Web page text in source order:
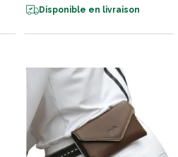
Disponible en livraison